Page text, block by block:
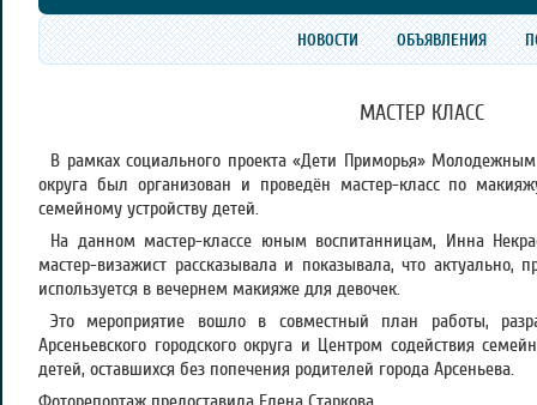
НОВОСТИ ОБЪЯВЛЕНИЯ
МАСТЕР КЛАСС
В рамках социального проекта «Дети Приморья» Молодежным
округа был организован и проведён мастер-класс по
семейному устройству детей.
На данном мастер-классе юным воспитанницам, Инна
мастер-визажист рассказывала и показывала, что актуально,
используется в вечернем макияже для девочек.
Это мероприятие вошло в совместный план работы,
Арсеньевского городского округа и Центром содействия
детей, оставшихся без попечения родителей города Арсеньева.